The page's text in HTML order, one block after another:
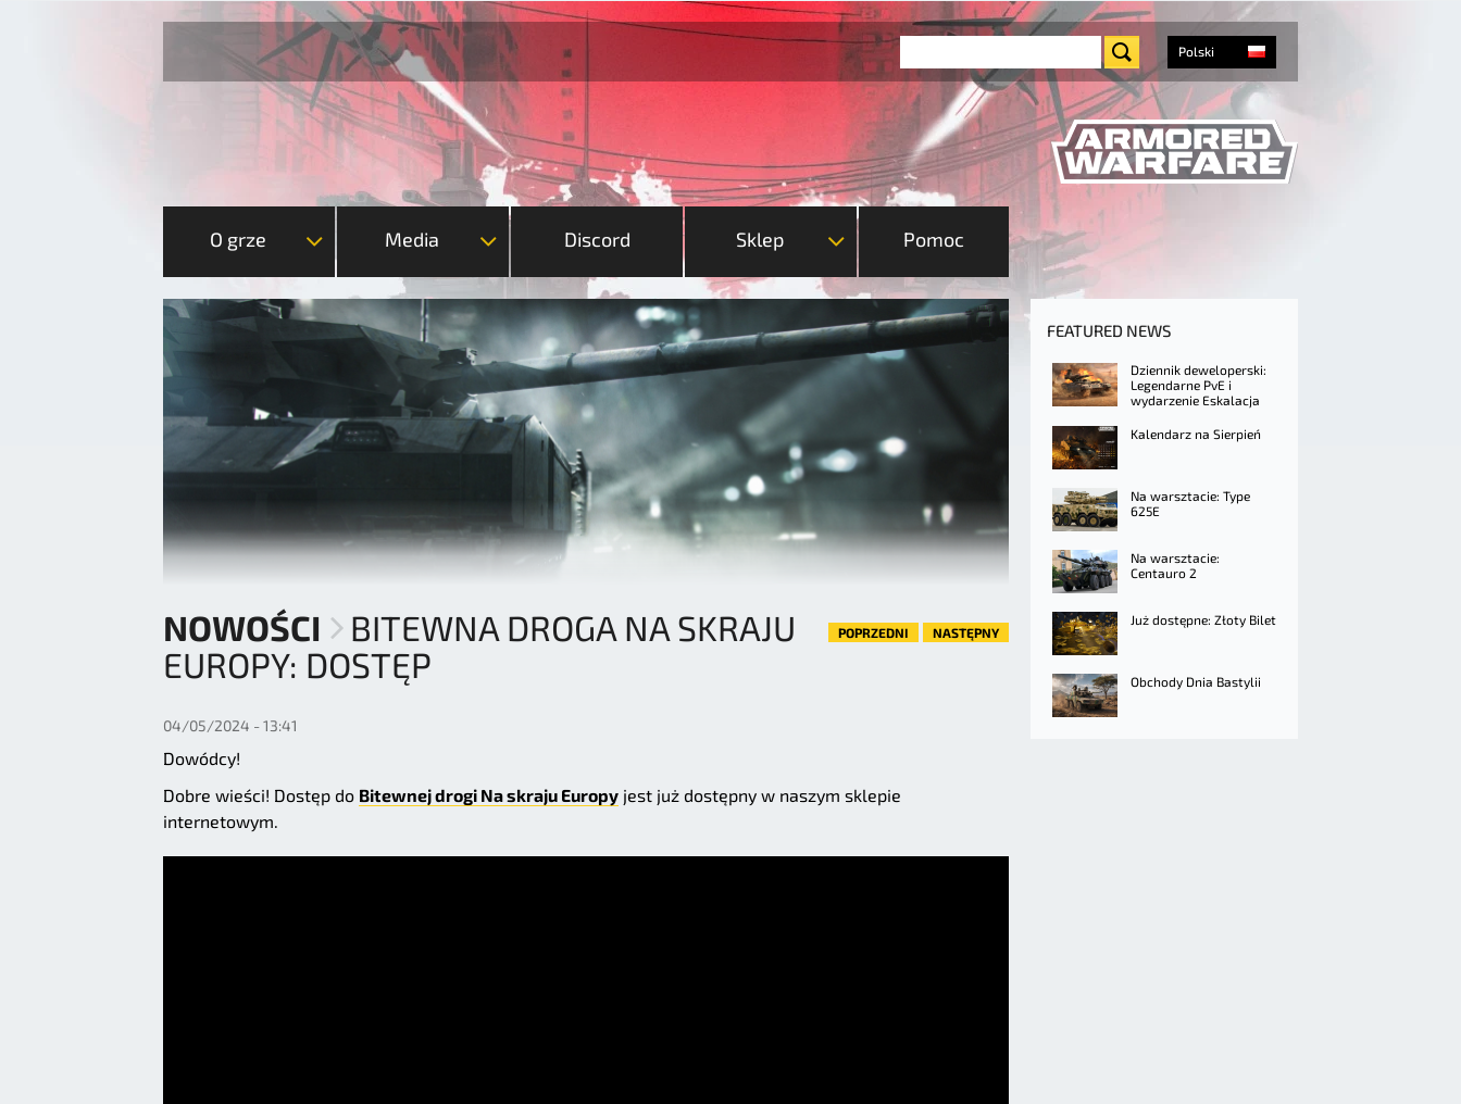
Polski
O grze Media Discord Sklep Pomoc
NOWOŚCI
BITEWNA DROGA NA SKRAJU
EUROPY: DOSTĘP
POPRZEDNI NASTĘPNY
04/05/2024 - 13:41
Dowódcy!
Dobre wieści! Dostęp do Bitewnej drogi Na skraju Europy jest już dostępny w naszym sklepie
internetowym.
FEATURED NEWS
Dziennik deweloperski:
Legendarne PvE i
wydarzenie Eskalacja
Kalendarz na Sierpień
Na warsztacie: Type
625E
Na warsztacie:
Centauro 2
Już dostępne: Złoty Bilet
Obchody Dnia Bastylii